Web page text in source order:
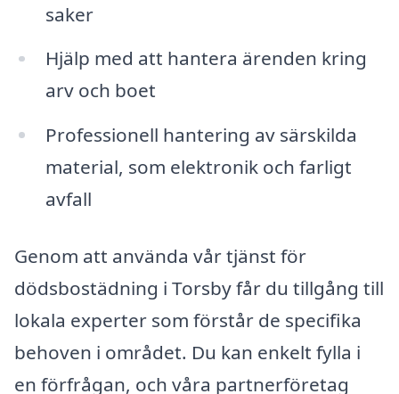
saker
Hjälp med att hantera ärenden kring
arv och boet
Professionell hantering av särskilda
material, som elektronik och farligt
avfall
Genom att använda vår tjänst för
dödsbostädning i Torsby får du tillgång till
lokala experter som förstår de specifika
behoven i området. Du kan enkelt fylla i
en förfrågan, och våra partnerföretag